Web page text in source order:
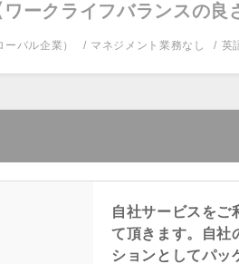
ークライフバランスの良
バル企業） マネジメント業務なし 英
自社サービスをご
て頂きます。自社
ションとしてパッ